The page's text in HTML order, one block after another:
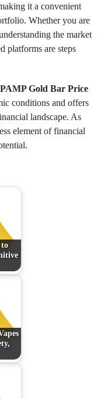
it a convenient
Whether you are
the market
platforms are steps
Gold Bar Price
conditions and offers
landscape. As
element of financial